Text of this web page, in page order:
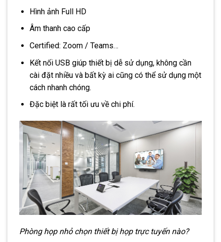
Hình ảnh Full HD
Âm thanh cao cấp
Certified: Zoom / Teams…
Kết nối USB giúp thiết bị dễ sử dụng, không cần
cài đặt nhiều và bất kỳ ai cũng có thể sử dụng một
cách nhanh chóng.
Đặc biệt là rất tối ưu về chi phí.
Phòng họp nhỏ chọn thiết bị họp trực tuyến nào?